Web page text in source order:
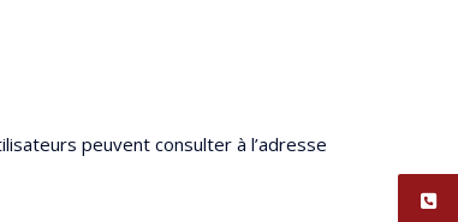
peuvent consulter à l’adresse